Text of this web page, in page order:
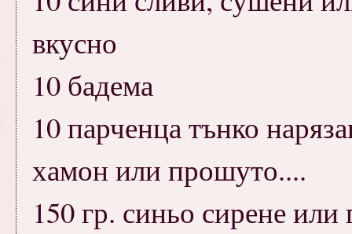
вкусно
10 бадема
10 парченца тънко
хамон или прошуто....
150 гр. синьо сирене